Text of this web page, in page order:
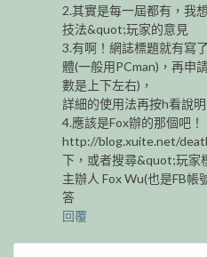
2.其實是每一屆都有，我
技法&quot;玩家的意見
3.有啊！網誌標題就有寫
體(一般用PCman)，再申
數是上下左右)，
詳細的使用法再按h看說明
4.應該是Fox辦的那個吧！
http://blog.xuite.net/
下，或者搜尋&quot;玩家
主辦人 Fox Wu(也是FB
答
回覆